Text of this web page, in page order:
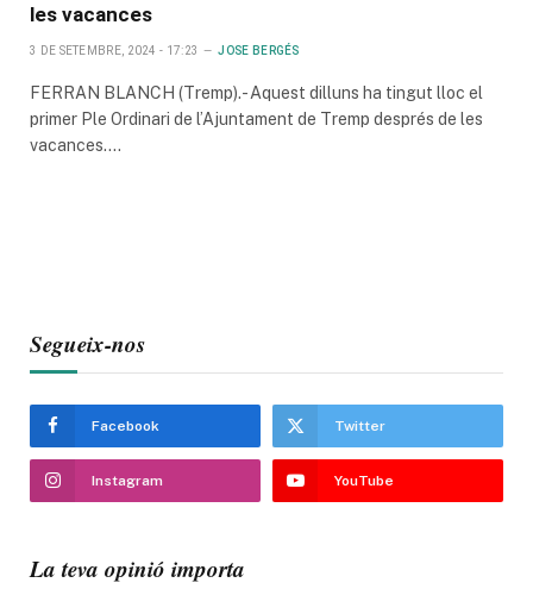
les vacances
3 DE SETEMBRE, 2024 - 17:23 JOSE BERGÉS
FERRAN BLANCH (Tremp).- Aquest dilluns ha tingut lloc el
primer Ple Ordinari de l’Ajuntament de Tremp després de les
vacances.…
Segueix-nos
Facebook Twitter
Instagram YouTube
La teva opinió importa